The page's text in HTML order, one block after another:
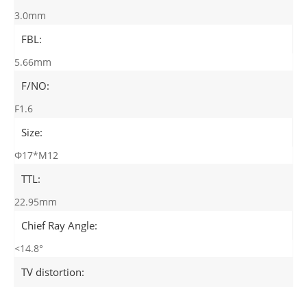
3.0mm
FBL:
5.66mm
F/NO:
F1.6
Size:
Φ17*M12
TTL:
22.95mm
Chief Ray Angle:
<14.8°
TV distortion: